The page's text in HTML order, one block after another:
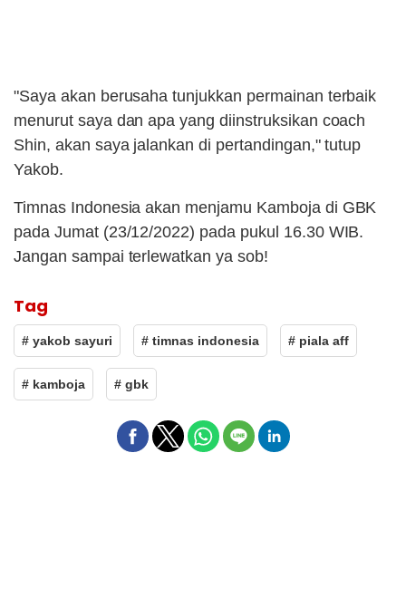
"Saya akan berusaha tunjukkan permainan terbaik
menurut saya dan apa yang diinstruksikan coach
Shin, akan saya jalankan di pertandingan," tutup
Yakob.
Timnas Indonesia akan menjamu Kamboja di GBK
pada Jumat (23/12/2022) pada pukul 16.30 WIB.
Jangan sampai terlewatkan ya sob!
Tag
# yakob sayuri # timnas indonesia # piala aff
# kamboja # gbk